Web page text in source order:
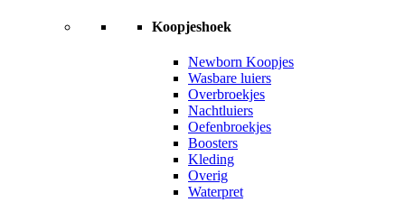
Koopjeshoek
Newborn Koopjes
Wasbare luiers
Overbroekjes
Nachtluiers
Oefenbroekjes
Boosters
Kleding
Overig
Waterpret